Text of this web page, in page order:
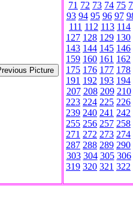
71 72 73 74 75
93 94 95 96 97
111 112 113 114
127 128 129 130
143 144 145 146
159 160 161 162
175 176 177 178
191 192 193 194
207 208 209 210
223 224 225 226
239 240 241 242
255 256 257 258
271 272 273 274
287 288 289 290
303 304 305 306
319 320 321 322